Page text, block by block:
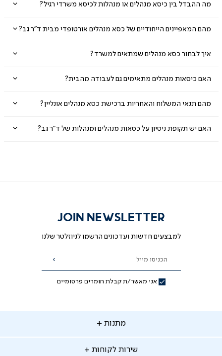
מה ההבדל בין כיסא מנהלים או מנהלות לכיסא משרדי רגיל?
מהם המאפיינים הייחודיים של כסא מנהלים אורטופדי מבית ד״ר גב?
איך לבחור כסא מנהלים שמתאים למשרד?
האם כיסאות מנהלים מתאימים גם לעבודה מהבית?
מהם תנאי המשלוח והאחריות ברכישת כסא מנהלים אונליין?
האם יש תקופת ניסיון על כסאות מנהלים ומנהלות של ד״ר גב?
JOIN NEWSLETTER
למבצעים חדשות ועדכונים הרשמו לניוזלטר שלנו
הכניסו מייל
אני מאשר/ת קבלת חומרים פרסומיים
הרשמה
שירות לקוחות
מתנות
מתנות לאמא